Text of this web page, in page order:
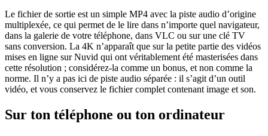
Le fichier de sortie est un simple MP4 avec la piste audio d’origine
multiplexée, ce qui permet de le lire dans n’importe quel navigateur,
dans la galerie de votre téléphone, dans VLC ou sur une clé TV
sans conversion. La 4K n’apparaît que sur la petite partie des vidéos
mises en ligne sur Nuvid qui ont véritablement été masterisées dans
cette résolution ; considérez-la comme un bonus, et non comme la
norme. Il n’y a pas ici de piste audio séparée : il s’agit d’un outil
vidéo, et vous conservez le fichier complet contenant image et son.
Sur ton téléphone ou ton ordinateur